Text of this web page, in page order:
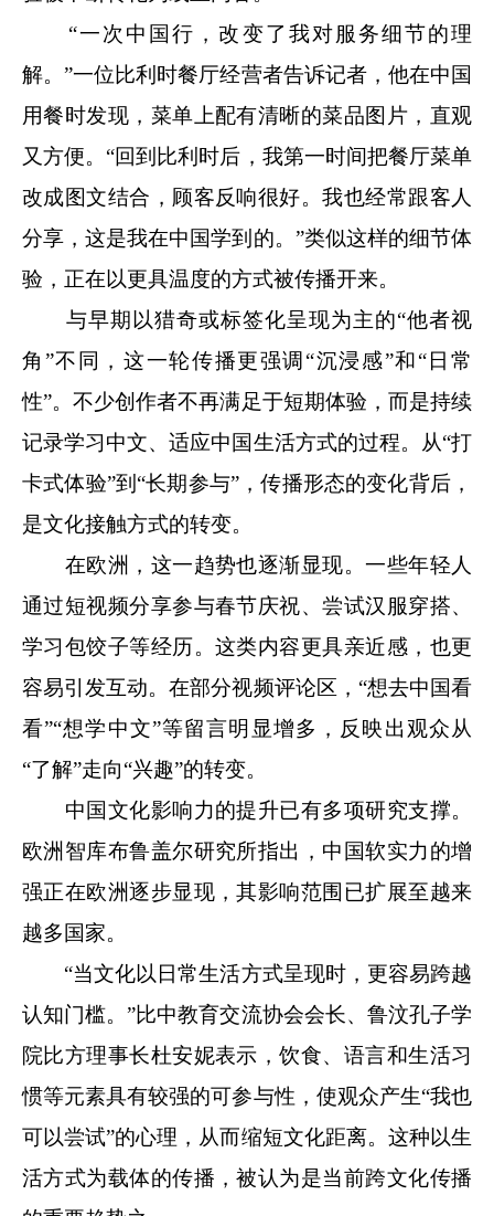
“一次中国行，改变了我对服务细节的理
解。”一位比利时餐厅经营者告诉记者，他在中国
用餐时发现，菜单上配有清晰的菜品图片，直观
又方便。“回到比利时后，我第一时间把餐厅菜单
改成图文结合，顾客反响很好。我也经常跟客人
分享，这是我在中国学到的。”类似这样的细节体
验，正在以更具温度的方式被传播开来。
与早期以猎奇或标签化呈现为主的“他者视
角”不同，这一轮传播更强调“沉浸感”和“日常
性”。不少创作者不再满足于短期体验，而是持续
记录学习中文、适应中国生活方式的过程。从“打
卡式体验”到“长期参与”，传播形态的变化背后，
是文化接触方式的转变。
在欧洲，这一趋势也逐渐显现。一些年轻人
通过短视频分享参与春节庆祝、尝试汉服穿搭、
学习包饺子等经历。这类内容更具亲近感，也更
容易引发互动。在部分视频评论区，“想去中国看
看”“想学中文”等留言明显增多，反映出观众从
“了解”走向“兴趣”的转变。
中国文化影响力的提升已有多项研究支撑。
欧洲智库布鲁盖尔研究所指出，中国软实力的增
强正在欧洲逐步显现，其影响范围已扩展至越来
越多国家。
“当文化以日常生活方式呈现时，更容易跨越
认知门槛。”比中教育交流协会会长、鲁汶孔子学
院比方理事长杜安妮表示，饮食、语言和生活习
惯等元素具有较强的可参与性，使观众产生“我也
可以尝试”的心理，从而缩短文化距离。这种以生
活方式为载体的传播，被认为是当前跨文化传播